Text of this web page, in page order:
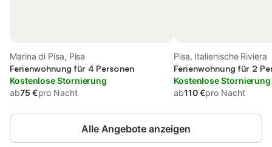
Marina di Pisa, Pisa
Ferienwohnung für 4 Personen
Kostenlose Stornierung
ab75 €pro Nacht
Pisa, Italienische Riviera
Ferienwohnung für 2
Kostenlose Stornierung
ab110 €pro Nacht
Alle Angebote anzeigen